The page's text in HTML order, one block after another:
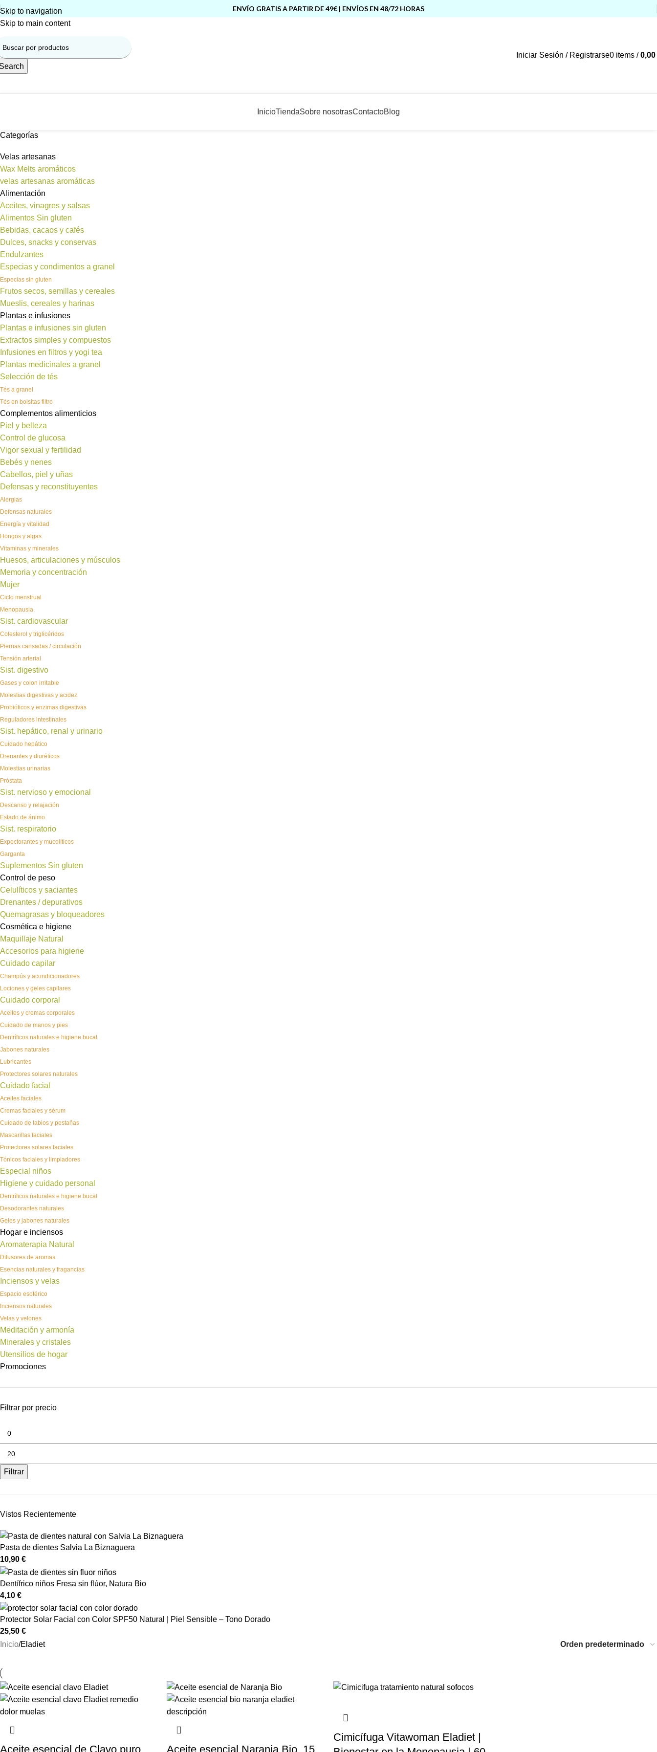
Skip to navigation
Skip to main content
ENVÍO GRATIS A PARTIR DE 49€ | ENVÍOS EN 48/72 HORAS
Iniciar Sesión / Registrarse0 items / 0,00
InicioTiendaSobre nosotrasContactoBlog
Categorías
Velas artesanas
Wax Melts aromáticos
velas artesanas aromáticas
Alimentación
Aceites, vinagres y salsas
Alimentos Sin gluten
Bebidas, cacaos y cafés
Dulces, snacks y conservas
Endulzantes
Especias y condimentos a granel
Especias sin gluten
Frutos secos, semillas y cereales
Mueslis, cereales y harinas
Plantas e infusiones
Plantas e infusiones sin gluten
Extractos simples y compuestos
Infusiones en filtros y yogi tea
Plantas medicinales a granel
Selección de tés
Tés a granel
Tés en bolsitas filtro
Complementos alimenticios
Piel y belleza
Control de glucosa
Vigor sexual y fertilidad
Bebés y nenes
Cabellos, piel y uñas
Defensas y reconstituyentes
Alergias
Defensas naturales
Energía y vitalidad
Hongos y algas
Vitaminas y minerales
Huesos, articulaciones y músculos
Memoria y concentración
Mujer
Ciclo menstrual
Menopausia
Sist. cardiovascular
Colesterol y triglicéridos
Piernas cansadas / circulación
Tensión arterial
Sist. digestivo
Gases y colon irritable
Molestias digestivas y acidez
Probióticos y enzimas digestivas
Reguladores intestinales
Sist. hepático, renal y urinario
Cuidado hepático
Drenantes y diuréticos
Molestias urinarias
Próstata
Sist. nervioso y emocional
Descanso y relajación
Estado de ánimo
Sist. respiratorio
Expectorantes y mucolíticos
Garganta
Suplementos Sin gluten
Control de peso
Celulíticos y saciantes
Drenantes / depurativos
Quemagrasas y bloqueadores
Cosmética e higiene
Maquillaje Natural
Accesorios para higiene
Cuidado capilar
Champús y acondicionadores
Lociones y geles capilares
Cuidado corporal
Aceites y cremas corporales
Cuidado de manos y pies
Dentríficos naturales e higiene bucal
Jabones naturales
Lubricantes
Protectores solares naturales
Cuidado facial
Aceites faciales
Cremas faciales y sérum
Cuidado de labios y pestañas
Mascarillas faciales
Protectores solares faciales
Tónicos faciales y limpiadores
Especial niños
Higiene y cuidado personal
Dentríficos naturales e higiene bucal
Desodorantes naturales
Geles y jabones naturales
Hogar e inciensos
Aromaterapia Natural
Difusores de aromas
Esencias naturales y fragancias
Inciensos y velas
Espacio esotérico
Inciensos naturales
Velas y velones
Meditación y armonía
Minerales y cristales
Utensilios de hogar
Promociones
Filtrar por precio
Filtrar
Vistos Recientemente
Pasta de dientes Salvia La Biznaguera
10,90 €
Dentífrico niños Fresa sin flúor, Natura Bio
4,10 €
Protector Solar Facial con Color SPF50 Natural | Piel Sensible – Tono Dorado
25,50 €
Inicio Eladiet
Aceite esencial de Clavo puro, Aceite esencial Naranja Bio, 15
Cimicífuga Vitawoman Eladiet |